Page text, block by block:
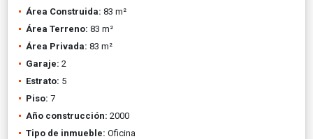
Área Construida: 83 m²
Área Terreno: 83 m²
Área Privada: 83 m²
Garaje: 2
Estrato: 5
Piso: 7
Año construcción: 2000
Tipo de inmueble: Oficina